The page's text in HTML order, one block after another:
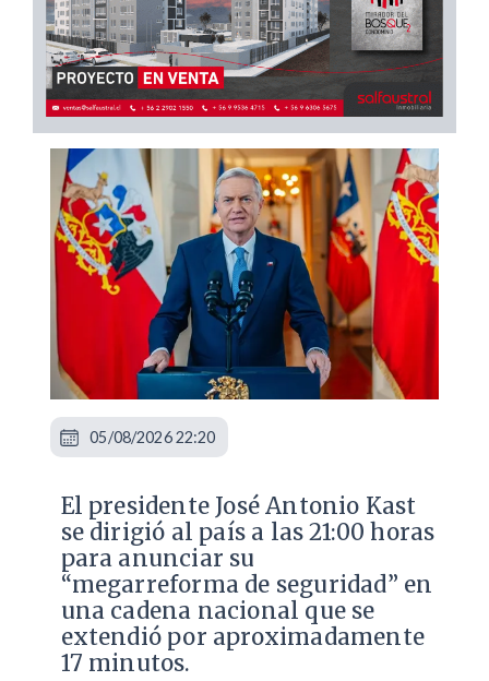
El presidente José Antonio Kast
se dirigió al país a las 21:00 horas
para anunciar su
“megarreforma de seguridad” en
una cadena nacional que se
extendió por aproximadamente
17 minutos.
05/08/2026 22:20